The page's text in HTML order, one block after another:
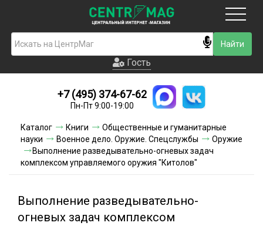
Гость
Новинки
Условия доставки
Условия оплаты
Акции и скидки
Гость
+7 (495) 374-67-62
Пн-Пт 9:00-19:00
Каталог Книги
Общественные и гуманитарные
науки
Военное дело. Оружие. Спецслужбы
Оружие
Выполнение разведывательно-огневых задач
комплексом управляемого оружия "Китолов"
Выполнение разведывательно-
огневых задач комплексом